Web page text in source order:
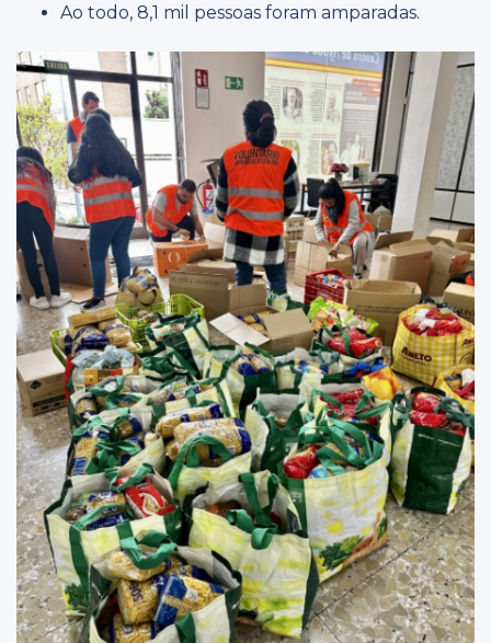
Ao todo, 8,1 mil pessoas foram amparadas.